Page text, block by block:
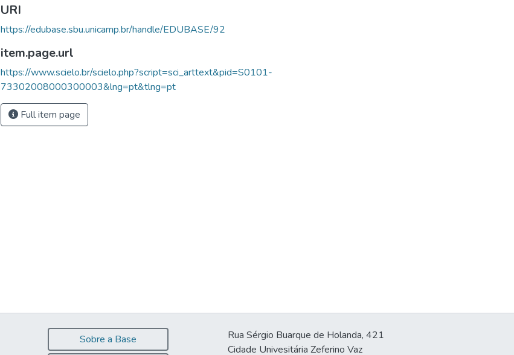
URI
https://edubase.sbu.unicamp.br/handle/EDUBASE/92
item.page.url
https://www.scielo.br/scielo.php?script=sci_arttext&pid=S0101-
73302008000300003&lng=pt&tlng=pt
Full item page
Sobre a Base
Rua Sérgio Buarque de Holanda, 421
Cidade Univesitária Zeferino Vaz